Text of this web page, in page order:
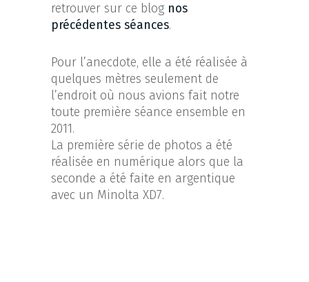
retrouver sur ce blog nos
précédentes séances.
Pour l’anecdote, elle a été réalisée à
quelques mètres seulement de
l’endroit où nous avions fait notre
toute première séance ensemble en
2011.
La première série de photos a été
réalisée en numérique alors que la
seconde a été faite en argentique
avec un Minolta XD7.